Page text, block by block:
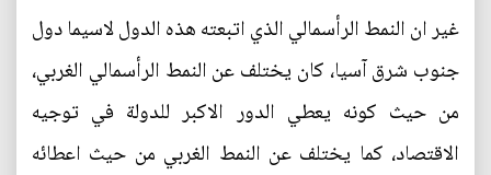
غير ان النمط الرأسمالي الذي اتبعته هذه الدول لاسيما دول
جنوب شرق آسيا، كان يختلف عن النمط الرأسمالي الغربي،
من حيث كونه يعطي الدور الاكبر للدولة في توجيه
الاقتصاد، كما يختلف عن النمط الغربي من حيث اعطائه